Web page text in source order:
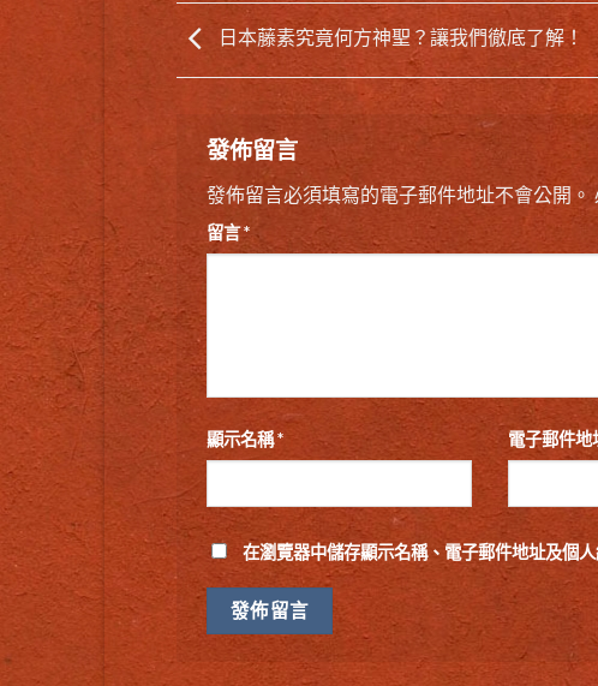
日本藤素究竟何方神聖？讓我們徹底了解！
發佈留言
發佈留言必須填寫的電子郵件地址不會公開。
留言*
顯示名稱* 電子郵件地
在瀏覽器中儲存顯示名稱、電子郵件地址及個